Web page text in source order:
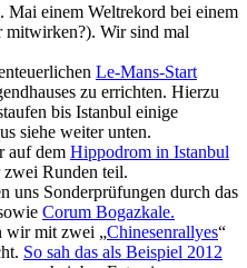
einem Weltrekord bei einem
mitwirken?). Wir sind mal
Le-Mans-Start
zu errichten. Hierzu
bis Istanbul einige
siehe weiter unten.
auf dem Hippodrom in Istanbul
zwei Runden teil.
uns Sonderprüfungen durch das
Corum Bogazkale.
wir mit zwei „Chinesenrallyes“
So sah das als Beispiel 2012